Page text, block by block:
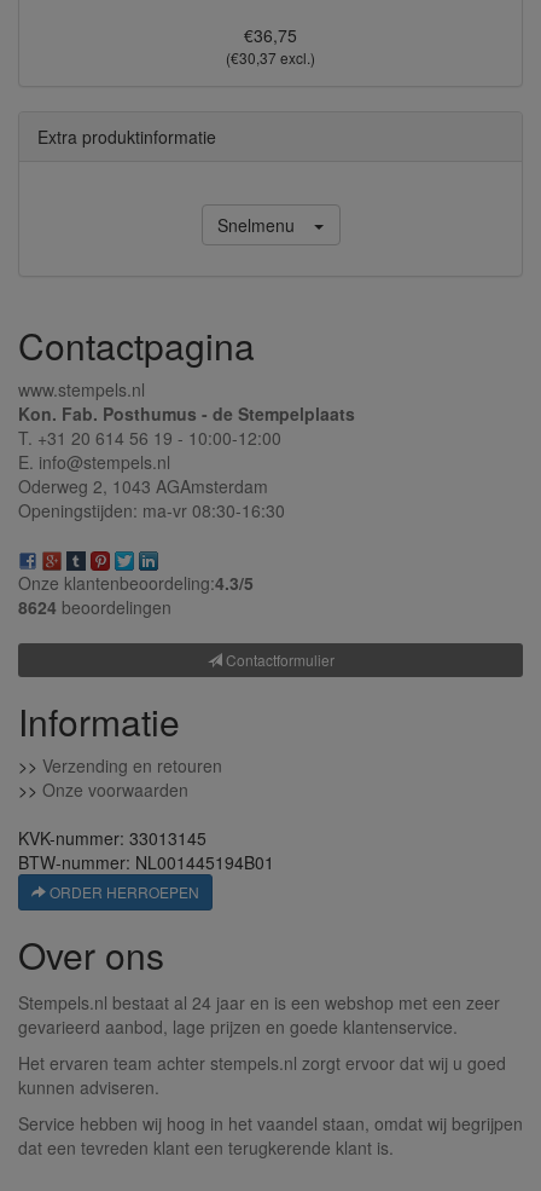
€36,75
(€30,37 excl.)
Extra produktinformatie
Snelmenu
Contactpagina
www.stempels.nl
Kon. Fab. Posthumus - de Stempelplaats
T. +31 20 614 56 19 - 10:00-12:00
E. info@stempels.nl
Oderweg 2, 1043 AGAmsterdam
Openingstijden: ma-vr 08:30-16:30
Onze klantenbeoordeling:4.3/5
8624 beoordelingen
Contactformulier
Informatie
>> Verzending en retouren
>> Onze voorwaarden
KVK-nummer: 33013145
BTW-nummer: NL001445194B01
ORDER HERROEPEN
Over ons
Stempels.nl bestaat al 24 jaar en is een webshop met een zeer
gevarieerd aanbod, lage prijzen en goede klantenservice.
Het ervaren team achter stempels.nl zorgt ervoor dat wij u goed
kunnen adviseren.
Service hebben wij hoog in het vaandel staan, omdat wij begrijpen
dat een tevreden klant een terugkerende klant is.